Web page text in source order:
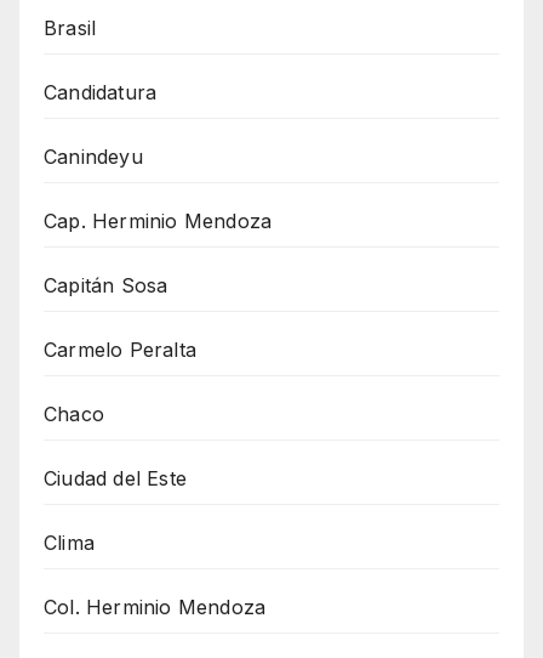
Brasil
Candidatura
Canindeyu
Cap. Herminio Mendoza
Capitán Sosa
Carmelo Peralta
Chaco
Ciudad del Este
Clima
Col. Herminio Mendoza